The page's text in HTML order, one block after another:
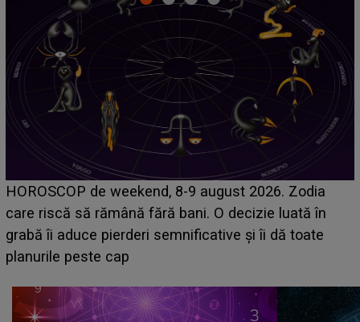
Emanuel a ținut ACEST DETALIU ASCUNS până
acum! În fața Alexandrei, concurentul din Casa
face o MĂRTURISIRE NEAȘTEPTATĂ despre
sa: "I-am spus și ei în față, eu nu te iubesc pentru